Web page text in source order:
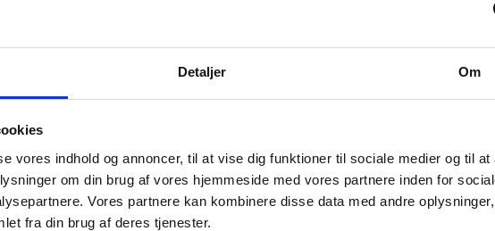
Detaljer Om
vores indhold og annoncer, til at vise dig funktioner til sociale medier og til at
om din brug af vores hjemmeside med vores partnere inden for
Vores partnere kan kombinere disse data med andre
fra din brug af deres tjenester.